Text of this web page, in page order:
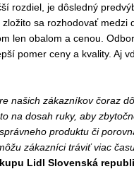
rozdiel, je dôsledný
sa rozhodovať medzi
len obalom a cenou.
pomer ceny a kvality. Aj
našich zákazníkov čoraz
na dosah ruky, aby
produktu či
zákazníci tráviť viac
Lidl Slovenská